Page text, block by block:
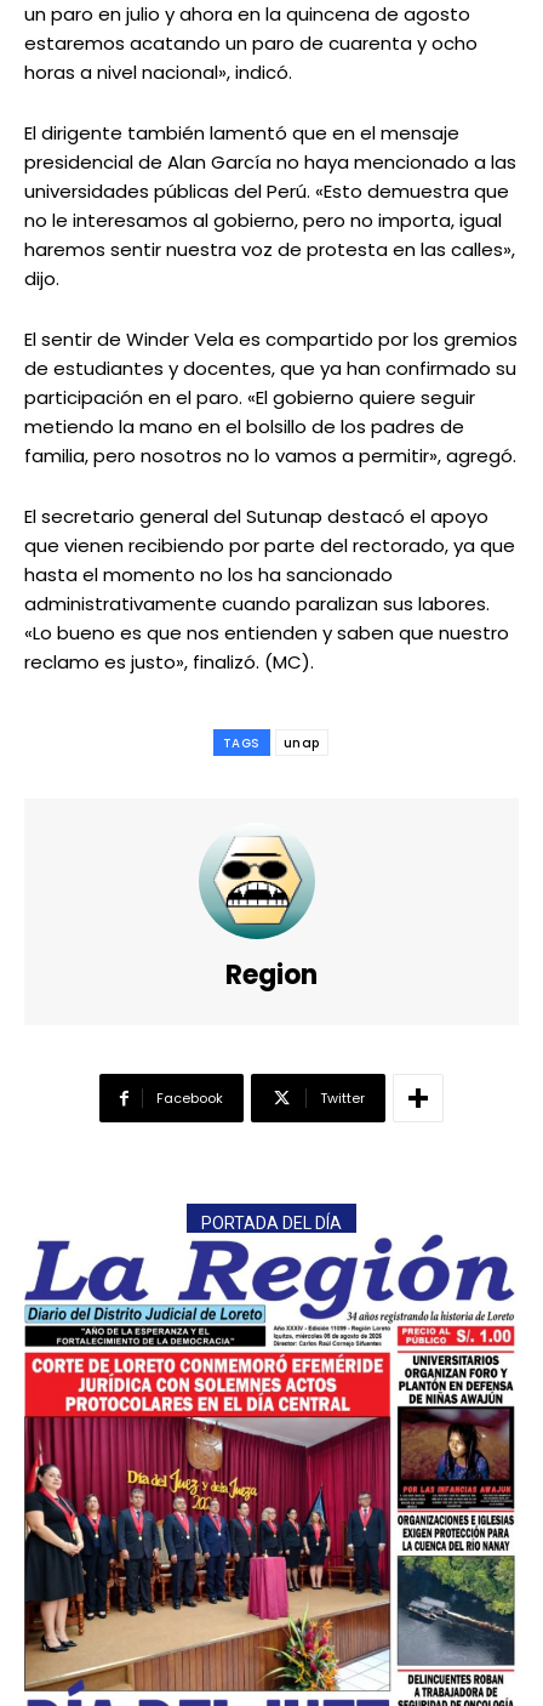
un paro en julio y ahora en la quincena de agosto
estaremos acatando un paro de cuarenta y ocho
horas a nivel nacional», indicó.
El dirigente también lamentó que en el mensaje
presidencial de Alan García no haya mencionado a las
universidades públicas del Perú. «Esto demuestra que
no le interesamos al gobierno, pero no importa, igual
haremos sentir nuestra voz de protesta en las calles»,
dijo.
El sentir de Winder Vela es compartido por los gremios
de estudiantes y docentes, que ya han confirmado su
participación en el paro. «El gobierno quiere seguir
metiendo la mano en el bolsillo de los padres de
familia, pero nosotros no lo vamos a permitir», agregó.
El secretario general del Sutunap destacó el apoyo
que vienen recibiendo por parte del rectorado, ya que
hasta el momento no los ha sancionado
administrativamente cuando paralizan sus labores.
«Lo bueno es que nos entienden y saben que nuestro
reclamo es justo», finalizó. (MC).
TAGS unap
Region
Facebook Twitter
PORTADA DEL DÍA